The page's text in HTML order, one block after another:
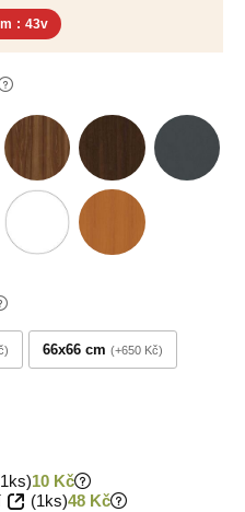
: 42v
66x66 cm +650 Kč
10 Kč
(1ks)48 Kč